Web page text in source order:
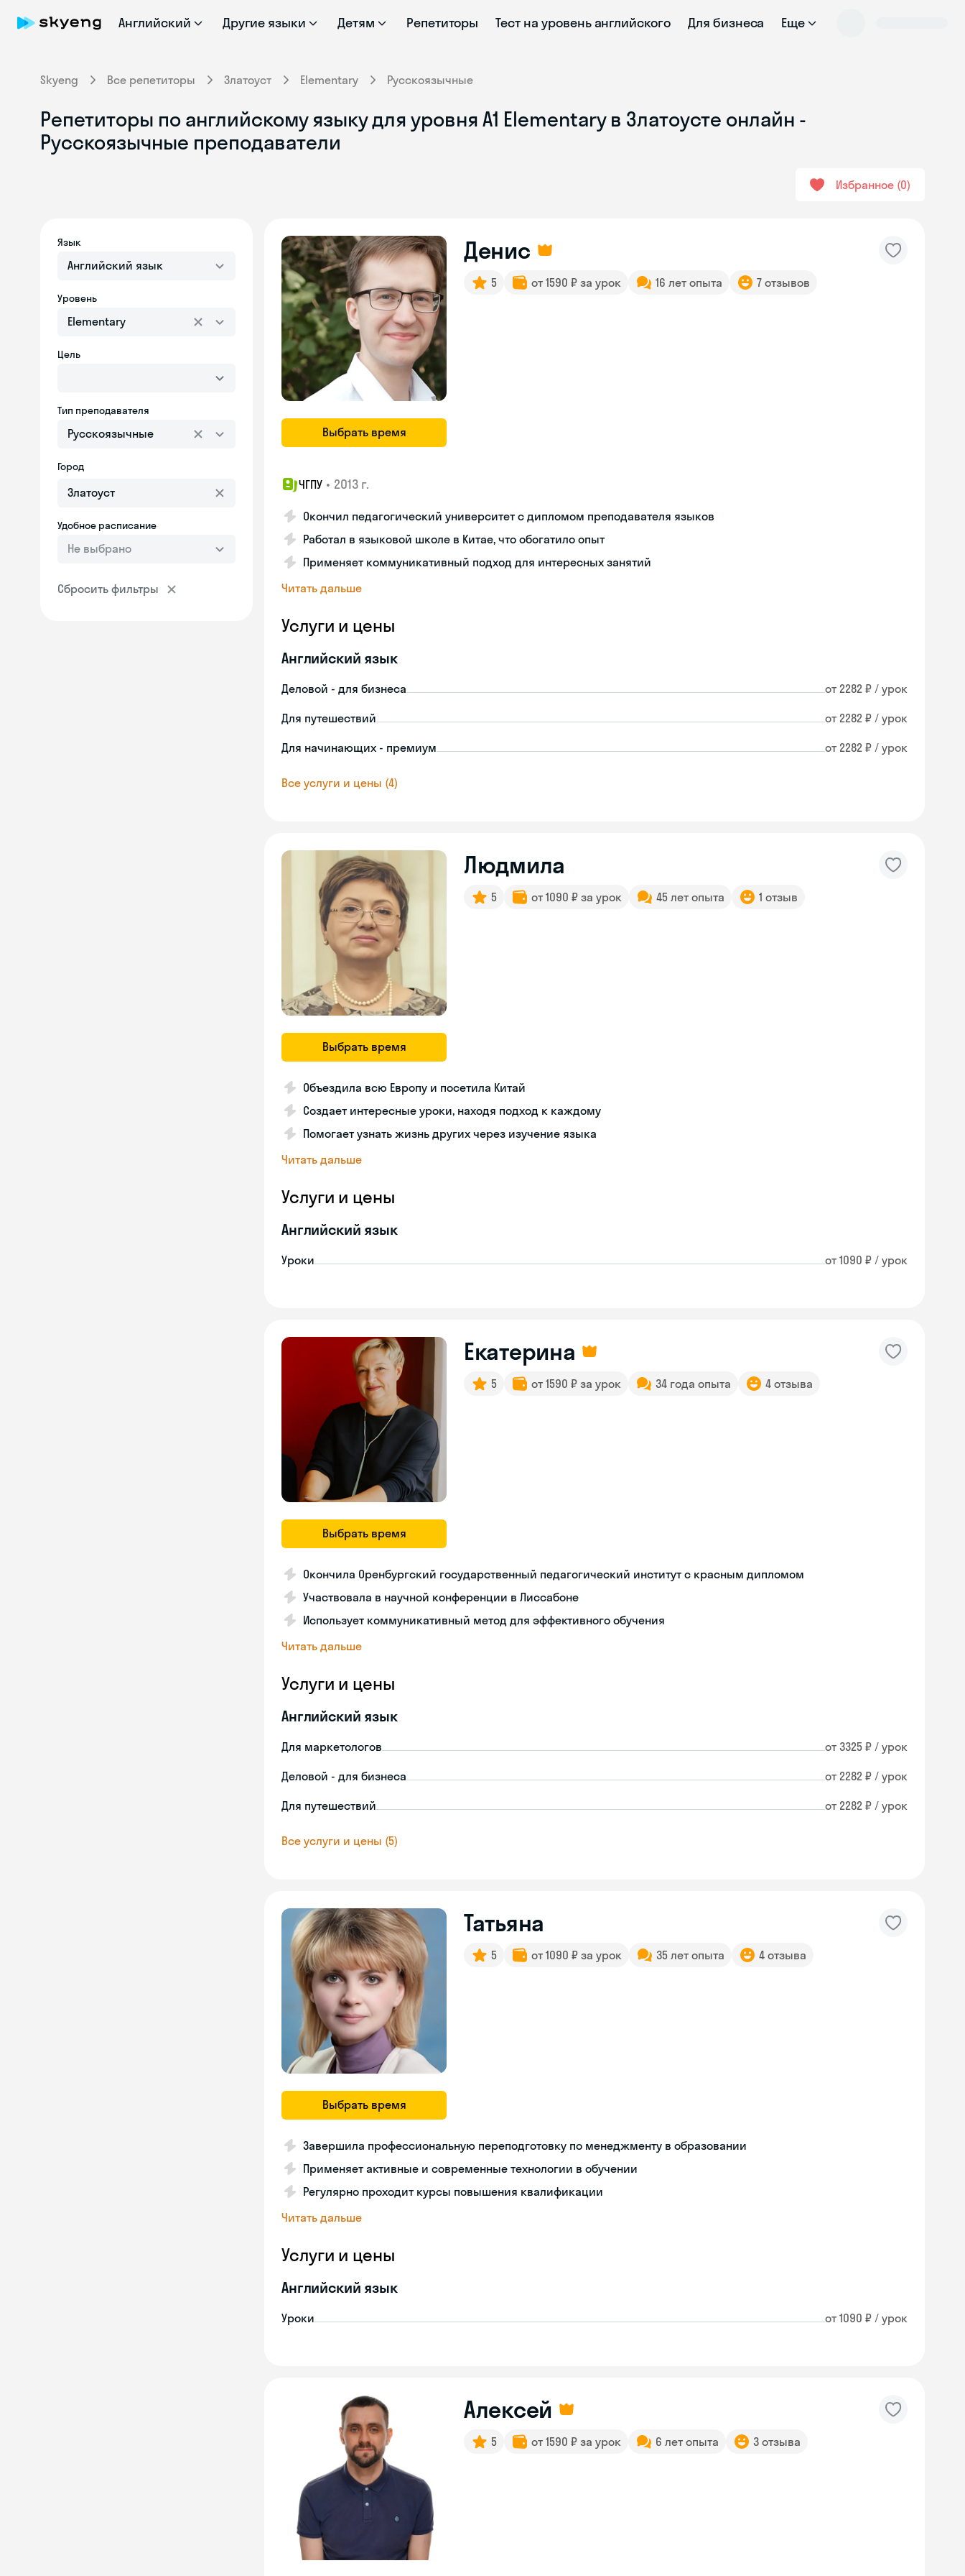
Английский Другие языки Детям Репетиторы Тест на уровень английского Для бизнеса Еще
Skyeng Все репетиторы Златоуст Elementary Русскоязычные
Репетиторы по английскому языку для уровня A1 Elementary в Златоусте онлайн -
Русскоязычные преподаватели
Избранное 0
Язык
Английский язык
Уровень
Elementary
Цель
Тип преподавателя
Русскоязычные
Город
Удобное расписание
Не выбрано
Сбросить фильтры
Выбрать время
Денис
5 от 1590 ₽ за урок 16 лет опыта 7 отзывов
ЧГПУ • 2013 г.
Окончил педагогический университет с дипломом преподавателя языков
Работал в языковой школе в Китае, что обогатило опыт
Применяет коммуникативный подход для интересных занятий
Читать дальше
Услуги и цены
Английский язык
Деловой - для бизнеса от 2282 ₽ / урок
Для путешествий от 2282 ₽ / урок
Для начинающих - премиум от 2282 ₽ / урок
Все услуги и цены (4)
Выбрать время
Людмила
5 от 1090 ₽ за урок 45 лет опыта 1 отзыв
Объездила всю Европу и посетила Китай
Создает интересные уроки, находя подход к каждому
Помогает узнать жизнь других через изучение языка
Читать дальше
Услуги и цены
Английский язык
Уроки от 1090 ₽ / урок
Выбрать время
Екатерина
5 от 1590 ₽ за урок 34 года опыта 4 отзыва
Окончила Оренбургский государственный педагогический институт с красным дипломом
Участвовала в научной конференции в Лиссабоне
Использует коммуникативный метод для эффективного обучения
Читать дальше
Услуги и цены
Английский язык
Для маркетологов от 3325 ₽ / урок
Деловой - для бизнеса от 2282 ₽ / урок
Для путешествий от 2282 ₽ / урок
Все услуги и цены (5)
Выбрать время
Татьяна
5 от 1090 ₽ за урок 35 лет опыта 4 отзыва
Завершила профессиональную переподготовку по менеджменту в образовании
Применяет активные и современные технологии в обучении
Регулярно проходит курсы повышения квалификации
Читать дальше
Услуги и цены
Английский язык
Уроки от 1090 ₽ / урок
Алексей
5 от 1590 ₽ за урок 6 лет опыта 3 отзыва